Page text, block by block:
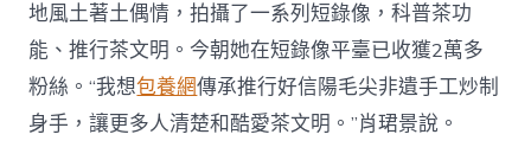
地風土著土偶情，拍攝了一系列短錄像，科普茶功
能、推行茶文明。今朝她在短錄像平臺已收獲2萬多
粉絲。“我想包養網傳承推行好信陽毛尖非遺手工炒制
身手，讓更多人清楚和酷愛茶文明。”肖珺景說。